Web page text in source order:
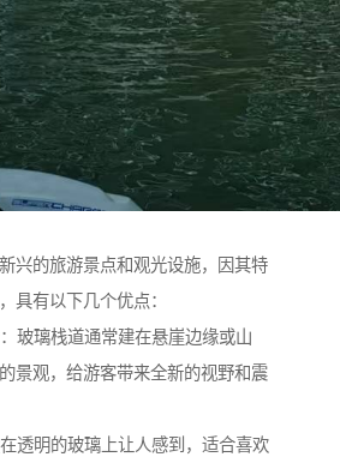
兴的旅游景点和观光设施，因其特
具有以下几个优点：
玻璃栈道通常建在悬崖边缘或山
景观，给游客带来全新的视野和震
透明的玻璃上让人感到，适合喜欢